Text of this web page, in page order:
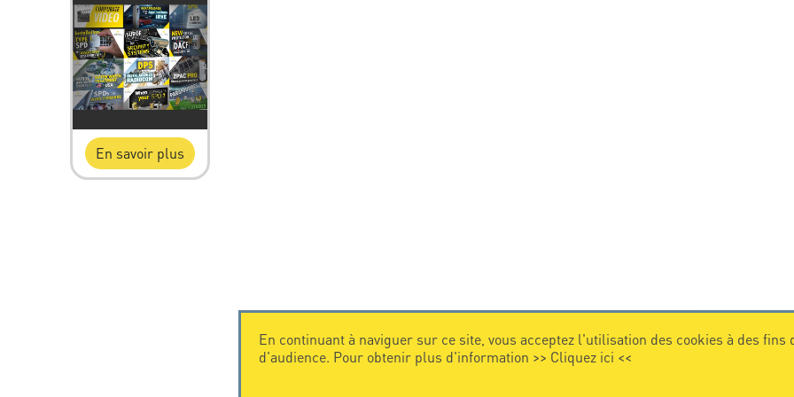
En savoir plus
En continuant à naviguer sur ce site, vous acceptez l'utilisation des cookies à des fins
d'audience. Pour obtenir plus d'information >> Cliquez ici <<